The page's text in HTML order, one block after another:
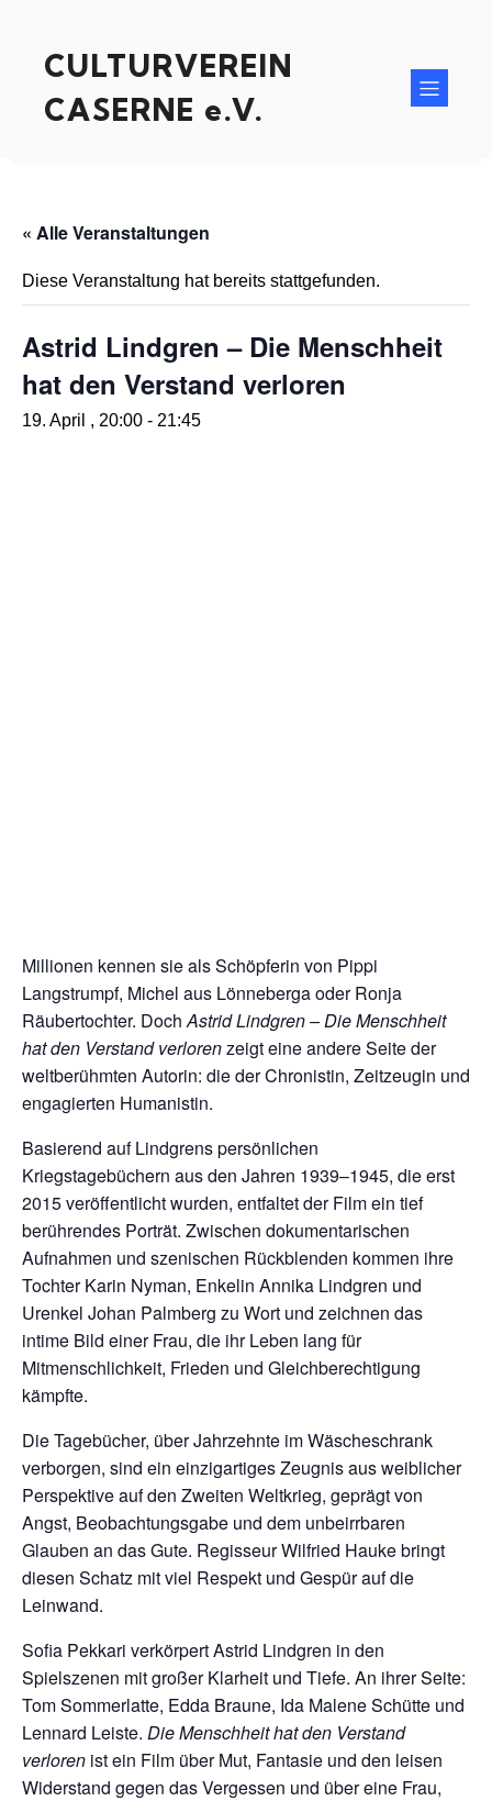
CULTURVEREIN
CASERNE e.V.
« Alle Veranstaltungen
Diese Veranstaltung hat bereits stattgefunden.
Astrid Lindgren – Die Menschheit
hat den Verstand verloren
19. April , 20:00 - 21:45
Millionen kennen sie als Schöpferin von Pippi
Langstrumpf, Michel aus Lönneberga oder Ronja
Räubertochter. DochAstrid Lindgren – Die Menschheit
hat den Verstand verlorenzeigt eine andere Seite der
weltberühmten Autorin: die der Chronistin, Zeitzeugin und
engagierten Humanistin.
Basierend auf Lindgrens persönlichen
Kriegstagebüchern aus den Jahren 1939–1945, die erst
2015 veröffentlicht wurden, entfaltet der Film ein tief
berührendes Porträt. Zwischen dokumentarischen
Aufnahmen und szenischen Rückblenden kommen ihre
Tochter Karin Nyman, Enkelin Annika Lindgren und
Urenkel Johan Palmberg zu Wort und zeichnen das
intime Bild einer Frau, die ihr Leben lang für
Mitmenschlichkeit, Frieden und Gleichberechtigung
kämpfte.
Die Tagebücher, über Jahrzehnte im Wäscheschrank
verborgen, sind ein einzigartiges Zeugnis aus weiblicher
Perspektive auf den Zweiten Weltkrieg, geprägt von
Angst, Beobachtungsgabe und dem unbeirrbaren
Glauben an das Gute. Regisseur Wilfried Hauke bringt
diesen Schatz mit viel Respekt und Gespür auf die
Leinwand.
Sofia Pekkari verkörpert Astrid Lindgren in den
Spielszenen mit großer Klarheit und Tiefe. An ihrer Seite:
Tom Sommerlatte, Edda Braune, Ida Malene Schütte und
Lennard Leiste. Die Menschheit hat den Verstand
verloren ist ein Film über Mut, Fantasie und den leisen
Widerstand gegen das Vergessen und über eine Frau,